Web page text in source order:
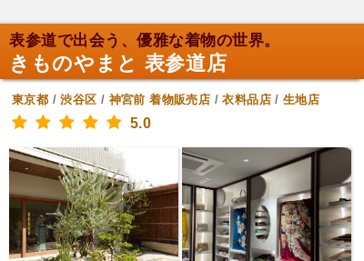
表参道で出会う、優雅な着物の世界。
きものやまと 表参道店
東京都 /渋谷区 / 神宮前 着物販売店 /衣料品店/生地店
5.0